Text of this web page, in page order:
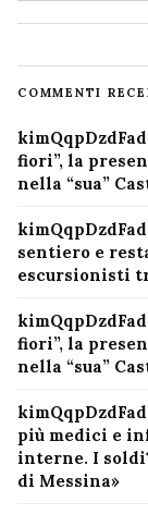
COMMENTI
fiori”, la
nella “sua”
sentiero e
escursionisti
fiori”, la
nella “sua”
più medici e
interne. I
di Messina»